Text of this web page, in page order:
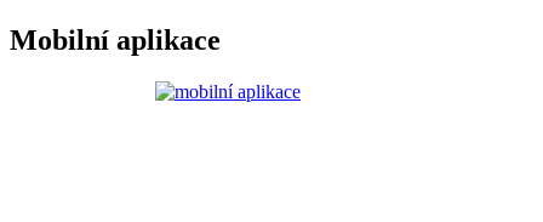
Mobilní aplikace